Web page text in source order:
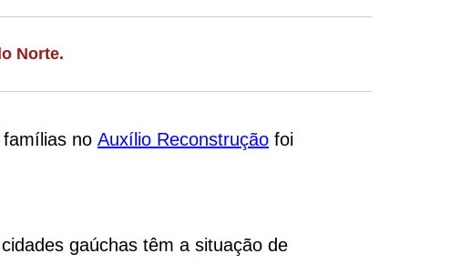
Norte.
no Auxílio Reconstrução foi
gaúchas têm a situação de